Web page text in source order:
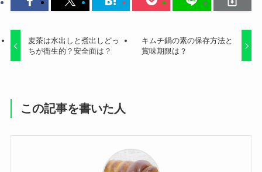
麦茶は水出しと煮出しどっ
ちが衛生的？安全面は？
キムチ鍋の素の保存方法と
賞味期限は？
この記事を書いた人